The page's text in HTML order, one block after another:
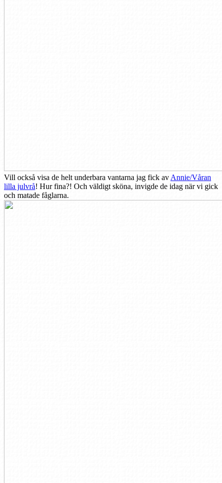
Vill också visa de helt underbara vantarna jag fick av Annie/Våran
lilla julvrå! Hur fina?! Och väldigt sköna, invigde de idag när vi gick
och matade fåglarna.